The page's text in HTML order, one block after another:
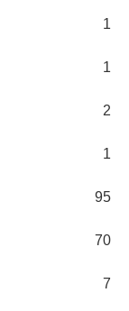
1
1
2
1
95
70
7